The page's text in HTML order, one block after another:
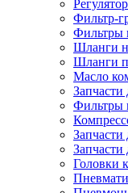
Фильтр-
Фильтры
Шланги
Шланги
Масло
Запчасти
Фильтры
Запчасти
Головки